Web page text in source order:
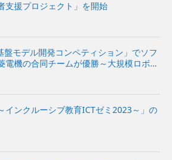
支援プロジェクト」を開始
盤モデル開発コンペティション」でソフ
電機の合同チームが優勝～大規模ロボッ
する手法により、高品質なモデル構築
インクルーシブ教育ICTゼミ2023～」の